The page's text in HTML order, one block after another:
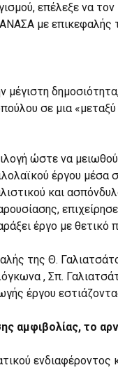
επέλεξε να
με επικεφαλής
σε μια
ώστε να
έργου μέσα
και
έργο με
της Θ.
, Σπ.
έργου
αμφιβολίας, το
ενδιαφέροντος